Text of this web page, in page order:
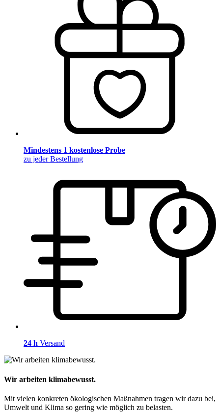
Mindestens 1 kostenlose Probe
zu jeder Bestellung
24 h Versand
Wir arbeiten klimabewusst.
Mit vielen konkreten ökologischen Maßnahmen tragen wir dazu bei,
Umwelt und Klima so gering wie möglich zu belasten.